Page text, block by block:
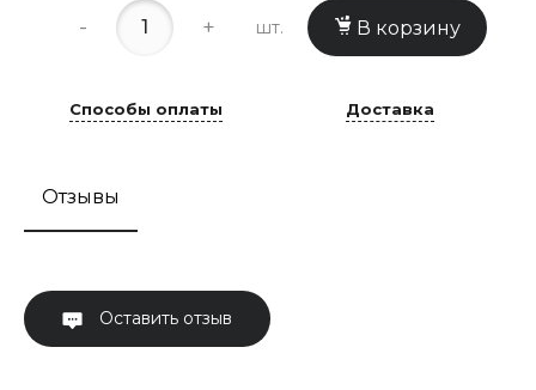
- + шт. В корзину
Способы оплаты Доставка
Отзывы
Оставить отзыв